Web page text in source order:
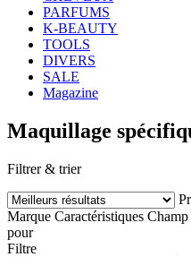
PARFUMS
K-BEAUTY
TOOLS
DIVERS
SALE
Magazine
Maquillage
Filtrer & trier
Marque Caractéristiques
pour
Filtre